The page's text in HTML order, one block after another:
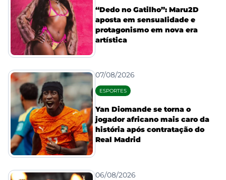
“Dedo no Gatilho”: Maru2D
aposta em sensualidade e
protagonismo em nova era
artística
07/08/2026
ESPORTES
Yan Diomande se torna o
jogador africano mais caro da
história após contratação do
Real Madrid
06/08/2026